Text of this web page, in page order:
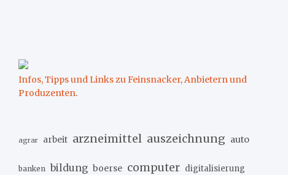
Infos, Tipps und Links zu Feinsnacker, Anbietern und
Produzenten.
agrar arbeit arzneimittel auszeichnung auto
banken bildung boerse computer digitalisierung